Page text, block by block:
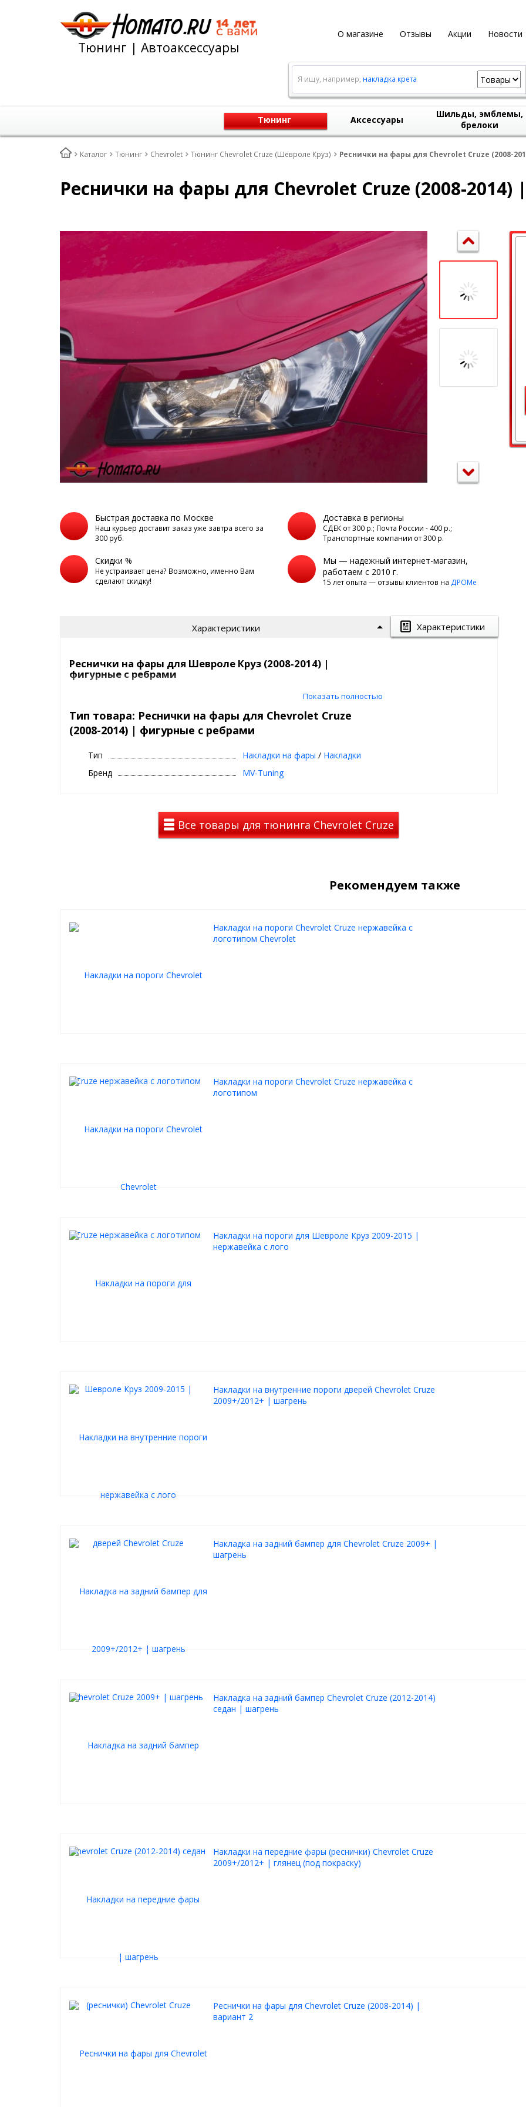
О магазине Отзывы Акции Новости
Тюнинг | Автоаксессуары
Я ищу, например, накладка крета
Тюнинг Аксессуары
Шильды, эмблемы,
брелоки
Каталог Тюнинг Chevrolet Тюнинг Chevrolet Cruze (Шевроле Круз) Реснички на фары для Chevrolet Cruze (2008-
Реснички на фары для Chevrolet Cruze (2008-
Быстрая доставка по Москве
Наш курьер доставит заказ уже завтра всего за
300 руб.
Доставка в регионы
СДЕК от 300 р.; Почта России - 400 р.;
Транспортные компании от 300 р.
Скидки %
Не устраивает цена? Возможно, именно Вам
сделают скидку!
Мы — надежный интернет-магазин,
работаем с 2010 г.
15 лет опыта — отзывы клиентов на ДРОМе
Характеристики
Характеристики
Реснички на фары для Шевроле Круз (2008-2014) |
фигурные с ребрами
модель:
2014)
Комплектность: Накладки на фары - 2
шт.(левый и правый)
Габариты:
Вес (граммы):85 гр.
5-10 мин.
Показать полностью
Тип товара: Реснички на фары для Chevrolet Cruze
(2008-2014) | фигурные с ребрами
Тип Накладки на фары / Накладки
Бренд
MV-Tuning
Все товары для тюнинга Chevrolet Cruze
Рекомендуем также
Накладки на пороги Chevrolet Cruze нержавейка с
логотипом Chevrolet
Накладки на пороги Chevrolet Cruze нержавейка с
логотипом
Накладки на пороги для Шевроле Круз 2009-2015 |
нержавейка с лого
Накладки на внутренние пороги дверей Chevrolet Cruze
2009+/2012+ | шагрень
Накладка на задний бампер для Chevrolet Cruze 2009+ |
шагрень
Накладка на задний бампер Chevrolet Cruze (2012-2014)
седан | шагрень
Накладки на передние фары (реснички) Chevrolet Cruze
2009+/2012+ | глянец (под покраску)
Реснички на фары для Chevrolet Cruze (2008-2014) |
вариант 2